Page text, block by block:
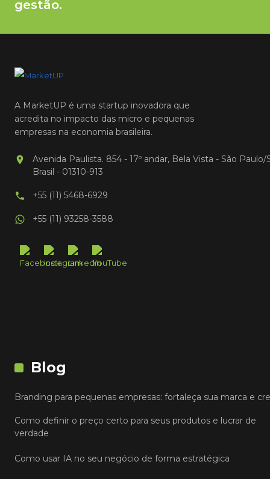
gestão.
A MarketUP é uma startup inovadora que
acredita no impacto das micro e pequenas
empresas na economia brasileira.
Avenida Paulista. 854 - 17º andar, Bela Vista - São Paulo/
Brasil - 01310-913
+55 (11) 5468-6929
+55 (11) 93258-3588
Blog
Branding para pequenas empresas: fortaleça sua marca e
Como definir o preço certo para seus produtos e lucrar de
verdade
Como usar IA no seu negócio de forma estratégica